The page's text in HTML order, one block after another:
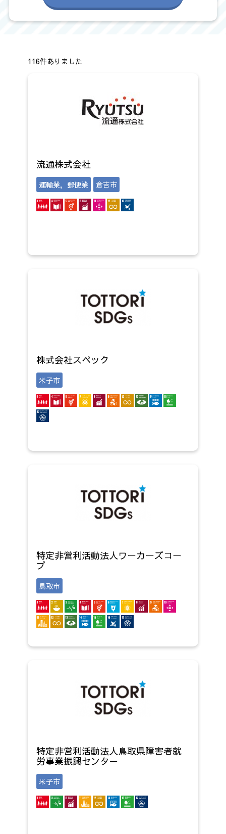
116件ありました
流通株式会社
運輸業，郵便業 倉吉市
株式会社スペック
米子市
特定非営利活動法人ワーカーズコー
プ
鳥取市
特定非営利活動法人鳥取県障害者就
労事業振興センター
米子市